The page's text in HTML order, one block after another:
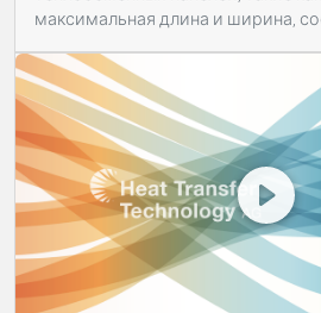
максимальная длина и ширина,
примеров использования.